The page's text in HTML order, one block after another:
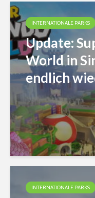
INTERNATIONALE PARKS
Update:
World in
endlich
INTERNATIONALE PARKS